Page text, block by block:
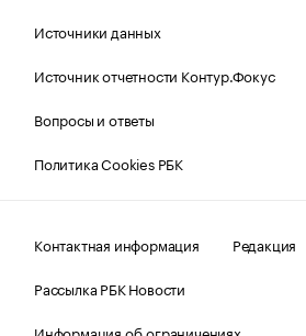
Источники данных
Источник отчетности Контур.Фокус
Вопросы и ответы
Политика Cookies РБК
Контактная информация
Редакция
Рассылка РБК Новости